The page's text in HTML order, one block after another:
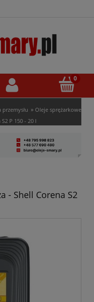
» Oleje sprężarkowe
P 150 - 20 l
- Shell Corena S2